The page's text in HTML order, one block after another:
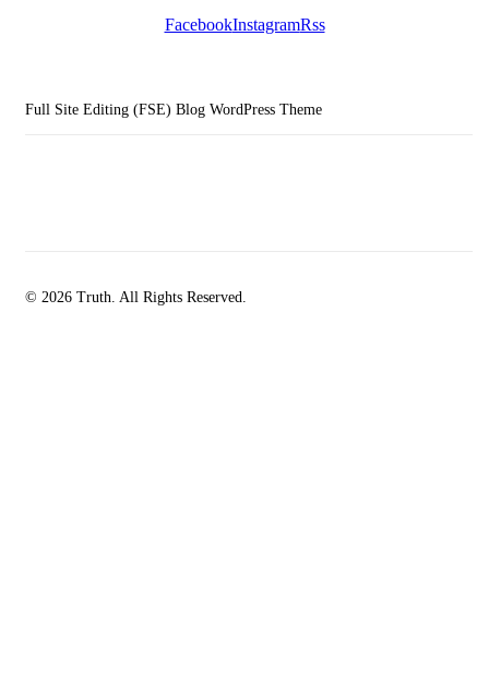
FacebookInstagramRss
Full Site Editing (FSE) Blog WordPress Theme
© 2026 Truth. All Rights Reserved.